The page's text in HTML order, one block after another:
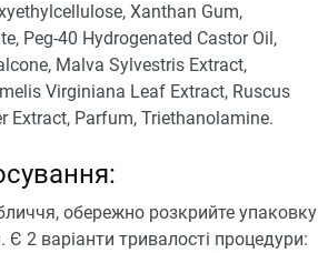
Xanthan Gum,
Peg-40 Hydrogenated Castor Oil,
Malva Sylvestris Extract,
Virginiana Leaf Extract, Ruscus
Extract, Parfum, Triethanolamine.
обережно розкрийте упаковку
Є 2 варіанти тривалості процедури: